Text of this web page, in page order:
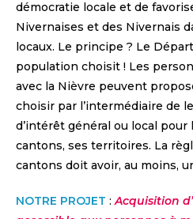
démocratie locale et de
Nivernaises et des Nivernais
locaux. Le principe ? Le
population choisit ! Les
avec la Nièvre peuvent
choisir par l’intermédiaire de
d’intérêt général ou local
cantons, ses territoires. La
cantons doit avoir, au moins,
NOTRE PROJET :Acquisition